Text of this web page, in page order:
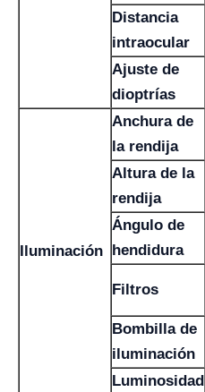
Distancia
intraocular
Ajuste de
dioptrías
Iluminación
Anchura de
la rendija
Altura de la
rendija
Ángulo de
hendidura
Filtros
Bombilla de
iluminación
Luminosidad